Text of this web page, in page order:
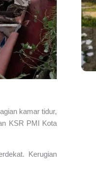
kamar tidur,
KSR PMI Kota
Kerugian